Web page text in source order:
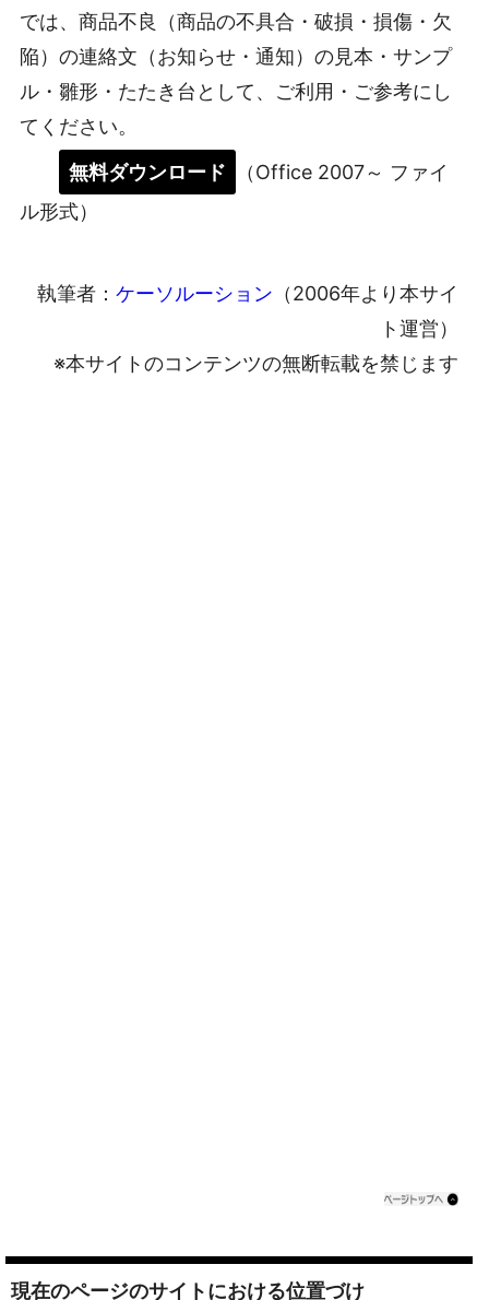
では、商品不良（商品の不具合・破損・損傷・欠
陥）の連絡文（お知らせ・通知）の見本・サンプ
ル・雛形・たたき台として、ご利用・ご参考にし
てください。
無料ダウンロード
（Office 2007～ ファイ
ル形式）
執筆者： ケーソルーション （2006年より本サイ
ト運営）
※本サイトのコンテンツの無断転載を禁じます
現在のページのサイトにおける位置づけ